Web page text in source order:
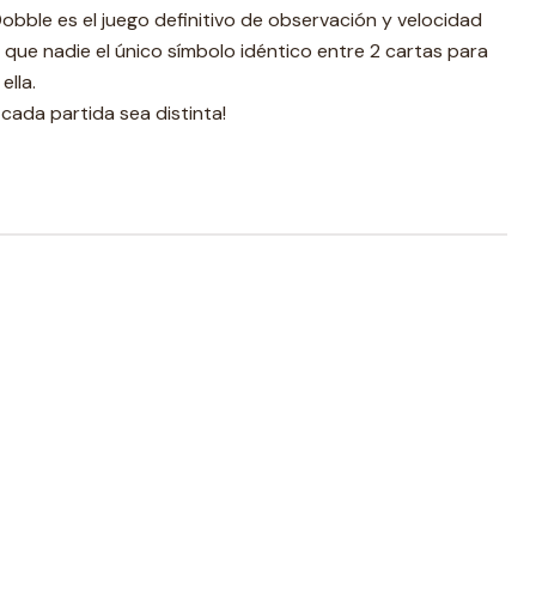
es el juego definitivo de observación y velocidad
nadie el único símbolo idéntico entre 2 cartas para
partida sea distinta!